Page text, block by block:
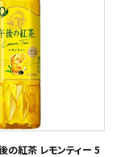
の紅茶 レモンティー 5